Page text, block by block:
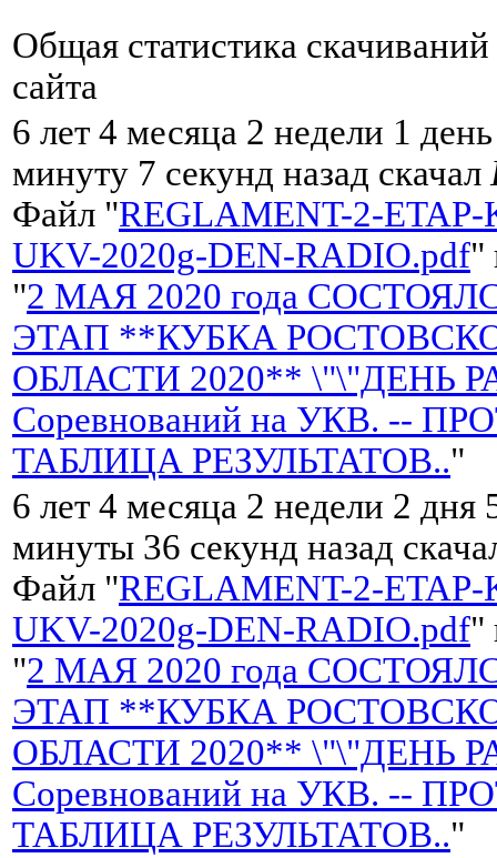
Общая статистика
сайта
6 лет 4 месяца 2 недели 1
минуту 7 секунд назад скачал
Файл "REGLAMENT-2-
UKV-2020g-DEN-RADIO.pdf"
"2 МАЯ 2020 года
ЭТАП **КУБКА
ОБЛАСТИ 2020** \"\"ДЕНЬ
Соревнований на УКВ. --
ТАБЛИЦА РЕЗУЛЬТАТОВ.."
6 лет 4 месяца 2 недели 2 дня
минуты 36 секунд назад
Файл "REGLAMENT-2-
UKV-2020g-DEN-RADIO.pdf"
"2 МАЯ 2020 года
ЭТАП **КУБКА
ОБЛАСТИ 2020** \"\"ДЕНЬ
Соревнований на УКВ. --
ТАБЛИЦА РЕЗУЛЬТАТОВ.."